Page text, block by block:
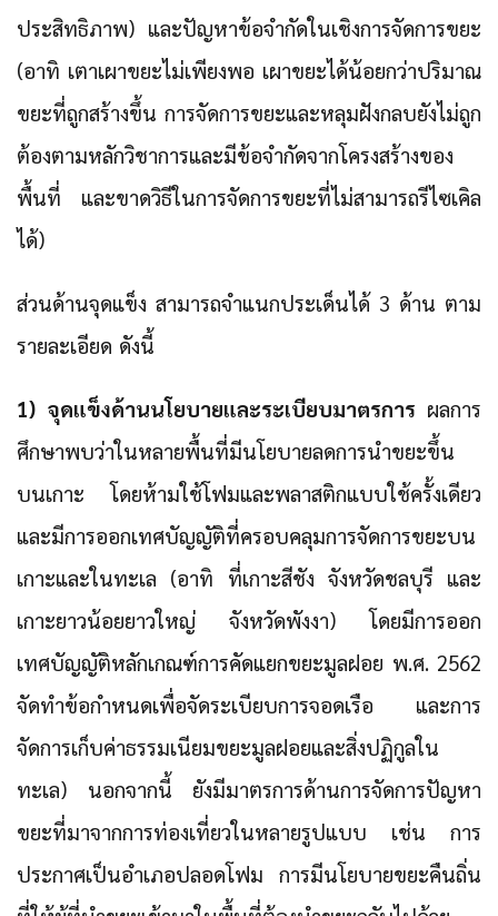
ประสิทธิภาพ) และปัญหาข้อจำกัดในเชิงการจัดการขยะ
(อาทิ เตาเผาขยะไม่เพียงพอ เผาขยะได้น้อยกว่าปริมาณ
ขยะที่ถูกสร้างขึ้น การจัดการขยะและหลุมฝังกลบยังไม่ถูก
ต้องตามหลักวิชาการและมีข้อจำกัดจากโครงสร้างของ
พื้นที่ และขาดวิธีในการจัดการขยะที่ไม่สามารถรีไซเคิล
ได้)
ส่วนด้านจุดแข็ง สามารถจำแนกประเด็นได้ 3 ด้าน ตาม
รายละเอียด ดังนี้
1) จุดแข็งด้านนโยบายและระเบียบมาตรการ ผลการ
ศึกษาพบว่าในหลายพื้นที่มีนโยบายลดการนำขยะขึ้น
บนเกาะ โดยห้ามใช้โฟมและพลาสติกแบบใช้ครั้งเดียว
และมีการออกเทศบัญญัติที่ครอบคลุมการจัดการขยะบน
เกาะและในทะเล (อาทิ ที่เกาะสีชัง จังหวัดชลบุรี และ
เกาะยาวน้อยยาวใหญ่ จังหวัดพังงา) โดยมีการออก
เทศบัญญัติหลักเกณฑ์การคัดแยกขยะมูลฝอย พ.ศ. 2562
จัดทำข้อกำหนดเพื่อจัดระเบียบการจอดเรือ และการ
จัดการเก็บค่าธรรมเนียมขยะมูลฝอยและสิ่งปฏิกูลใน
ทะเล) นอกจากนี้ ยังมีมาตรการด้านการจัดการปัญหา
ขยะที่มาจากการท่องเที่ยวในหลายรูปแบบ เช่น การ
ประกาศเป็นอำเภอปลอดโฟม การมีนโยบายขยะคืนถิ่น